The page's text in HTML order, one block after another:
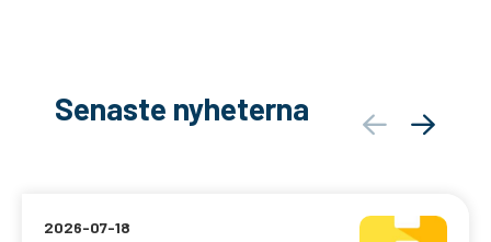
Senaste nyheterna
2026-07-18